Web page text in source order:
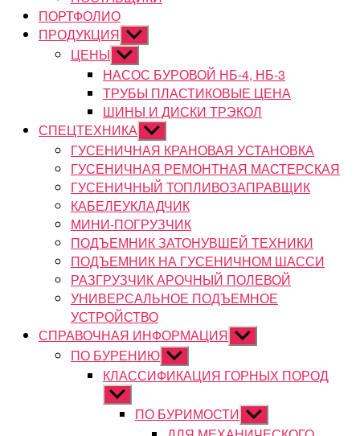
ПОРТФОЛИО
ПРОДУКЦИЯ Показывать
подменю
ЦЕНЫ Показывать
подменю
НАСОС БУРОВОЙ НБ-4, НБ-3
ТРУБЫ ПЛАСТИКОВЫЕ ЦЕНА
ШИНЫ И ДИСКИ ТРЭКОЛ
СПЕЦТЕХНИКА Показывать
подменю
ГУСЕНИЧНАЯ КРАНОВАЯ УСТАНОВКА
ГУСЕНИЧНАЯ РЕМОНТНАЯ МАСТЕРСКАЯ
ГУСЕНИЧНЫЙ ТОПЛИВОЗАПРАВЩИК
КАБЕЛЕУКЛАДЧИК
МИНИ-ПОГРУЗЧИК
ПОДЪЕМНИК ЗАТОНУВШЕЙ ТЕХНИКИ
ПОДЪЕМНИК НА ГУСЕНИЧНОМ ШАССИ
РАЗГРУЗЧИК АРОЧНЫЙ ПОЛЕВОЙ
УНИВЕРСАЛЬНОЕ ПОДЪЕМНОЕ
УСТРОЙСТВО
СПРАВОЧНАЯ ИНФОРМАЦИЯ Показывать
подменю
ПО БУРЕНИЮ Показывать
подменю
КЛАССИФИКАЦИЯ ГОРНЫХ ПОРОД
Показывать
подменюПО БУРИМОСТИ Показывать
подменю